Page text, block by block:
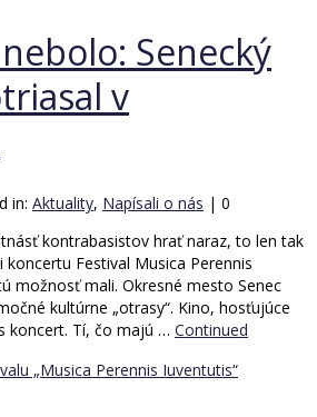
Senecký
v
in: Aktuality, Napísali o nás | 0
kontrabasistov hrať naraz, to len tak
koncertu Festival Musica Perennis
možnosť mali. Okresné mesto Senec
kultúrne „otrasy“. Kino, hosťujúce
koncert. Tí, čo majú … Continued